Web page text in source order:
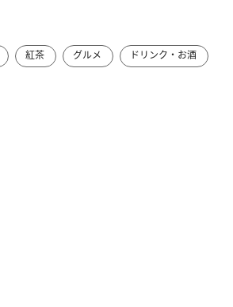
紅茶 グルメ ドリンク・お酒